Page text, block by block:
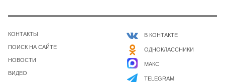
КОНТАКТЫ
ПОИСК НА САЙТЕ
НОВОСТИ
ВИДЕО
В КОНТАКТЕ
ОДНОКЛАССНИКИ
МАКС
TELEGRAM